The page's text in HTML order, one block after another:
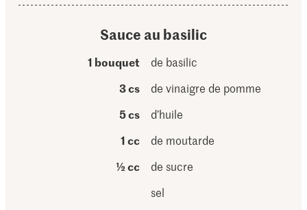
Sauce au basilic
1 bouquet
de basilic
3 cs
de vinaigre de pomme
5 cs
d’huile
1 cc
de moutarde
½ cc
de sucre
sel